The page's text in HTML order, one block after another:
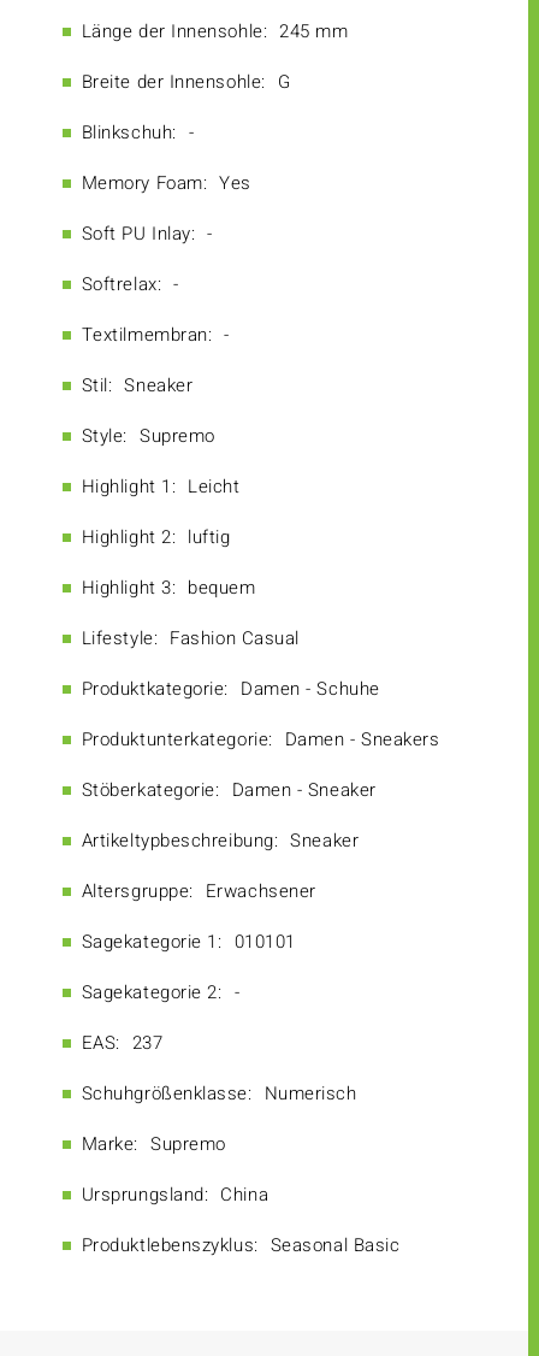
Länge der Innensohle: 245 mm
Breite der Innensohle: G
Blinkschuh: -
Memory Foam: Yes
Soft PU Inlay: -
Softrelax: -
Textilmembran: -
Stil: Sneaker
Style: Supremo
Highlight 1: Leicht
Highlight 2: luftig
Highlight 3: bequem
Lifestyle: Fashion Casual
Produktkategorie: Damen - Schuhe
Produktunterkategorie: Damen - Sneakers
Stöberkategorie: Damen - Sneaker
Artikeltypbeschreibung: Sneaker
Altersgruppe: Erwachsener
Sagekategorie 1: 010101
Sagekategorie 2: -
EAS: 237
Schuhgrößenklasse: Numerisch
Marke: Supremo
Ursprungsland: China
Produktlebenszyklus: Seasonal Basic